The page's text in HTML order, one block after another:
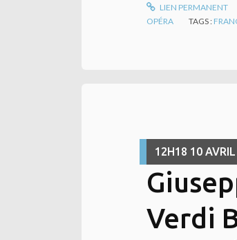
LIEN PERMANENT
OPÉRA
TAGS :
12H18 10
Verdi